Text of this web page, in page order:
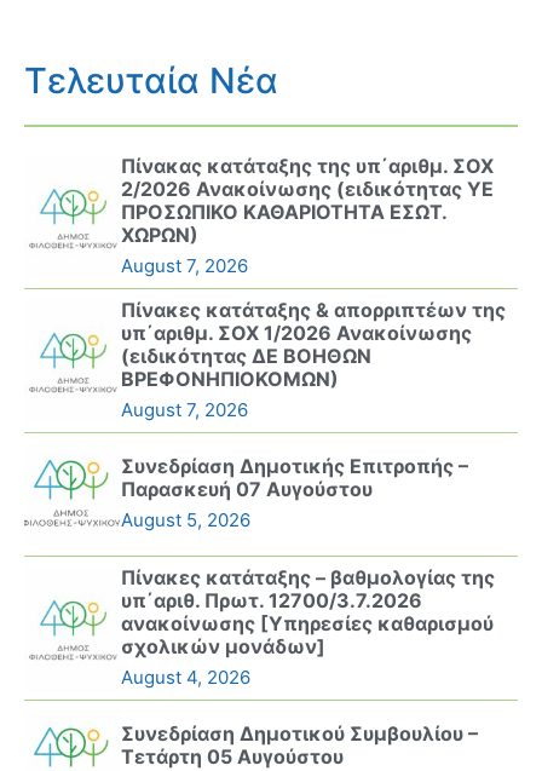
Τελευταία Νέα
Πίνακας κατάταξης της υπ΄αριθμ. ΣΟΧ
2/2026 Ανακοίνωσης (ειδικότητας ΥΕ
ΠΡΟΣΩΠΙΚΟ ΚΑΘΑΡΙΟΤΗΤΑ ΕΣΩΤ.
ΧΩΡΩΝ)
August 7, 2026
Πίνακες κατάταξης & απορριπτέων της
υπ΄αριθμ. ΣΟΧ 1/2026 Ανακοίνωσης
(ειδικότητας ΔΕ ΒΟΗΘΩΝ
ΒΡΕΦΟΝΗΠΙΟΚΟΜΩΝ)
August 7, 2026
Συνεδρίαση Δημοτικής Επιτροπής –
Παρασκευή 07 Αυγούστου
August 5, 2026
Πίνακες κατάταξης – βαθμολογίας της
υπ΄αριθ. Πρωτ. 12700/3.7.2026
ανακοίνωσης [Υπηρεσίες καθαρισμού
σχολικών μονάδων]
August 4, 2026
Συνεδρίαση Δημοτικού Συμβουλίου –
Τετάρτη 05 Αυγούστου